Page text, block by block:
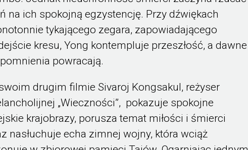
na ich spokojną egzystencję. Przy dźwiękach
tykającego zegara, zapowiadającego
kresu, Yong kontempluje przeszłość, a dawne
powracają.
drugim filmie Sivaroj Kongsakul, reżyser
„Wieczności”, pokazuje spokojne
krajobrazy, porusza temat miłości i śmierci
nasłuchuje echa zimnej wojny, która wciąż